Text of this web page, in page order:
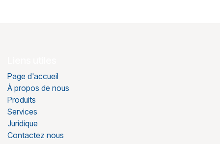
Page d'accueil
À propos de nous
Produits
Services
Juridique
Contactez nous